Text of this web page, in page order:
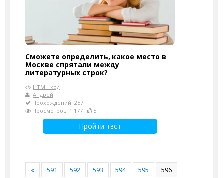
Сможете определить, какое место в
Москве спрятали между
литературных строк?
HTML-код
Андрей
Прохождений: 257
Просмотров: 1 177
5
Пройти тест
« 591 592 593 594 595
596